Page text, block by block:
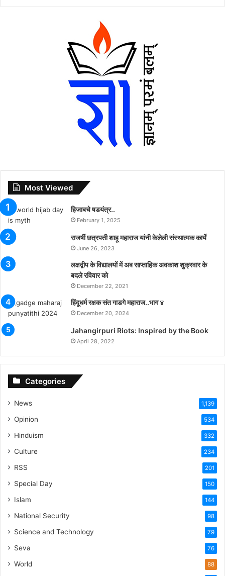
Most Viewed
हिजाबचे षडयंत्र..
February 1, 2025
राजर्षी छत्रपती शाहू महाराज यांनी केलेली संस्थात्मक कार्ये
June 26, 2023
लक्षद्वीप के विद्यालयों में अब साप्ताहिक अवकाश शुक्रवार के
बदले रविवार को
December 22, 2021
हिंदूधर्म रक्षक संत गाडगे महाराज..भाग ४
December 20, 2024
Jahangirpuri Riots: Inspired by the Book
April 28, 2022
Categories
News 1,139
Opinion 534
Hinduism 332
Culture 234
RSS 201
Special Day 150
Islam 144
National Security 98
Science and Technology 79
Seva 76
World 88